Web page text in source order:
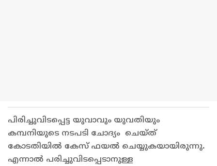
പിരിച്ചുവിടപ്പെട്ട യുവാവും യുവതിയും
കമ്പനിയുടെ നടപടി ചോദ്യം ചെയ്ത്
കോടതിയിൽ കേസ് ഫയൽ ചെയ്യുകയായിരുന്നു.
എന്നാൽ പരിച്ചുവിടപ്പെടാനുള്ള